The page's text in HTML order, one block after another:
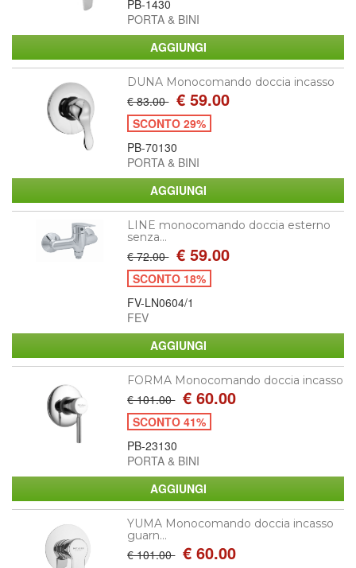
PB-1430
PORTA & BINI
DUNA Monocomando doccia incasso
€ 83.00 € 59.00
SCONTO 29%
PB-70130
PORTA & BINI
LINE monocomando doccia esterno
senza...
€ 72.00 € 59.00
SCONTO 18%
FV-LN0604/1
FEV
FORMA Monocomando doccia incasso
€ 101.00 € 60.00
SCONTO 41%
PB-23130
PORTA & BINI
YUMA Monocomando doccia incasso
guarn...
€ 101.00 € 60.00